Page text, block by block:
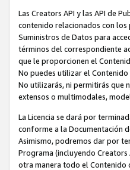
Las Creators API y las API de
contenido relacionados con los
Suministros de Datos para
términos del correspondiente
que le proporcionen el
No puedes utilizar el
No utilizarás, ni permitirás que
extensos o multimodales,
La Licencia se dará por
conforme a la Documentación
Asimismo, podremos dar por
Programa (incluyendo
otra manera todo el Contenido